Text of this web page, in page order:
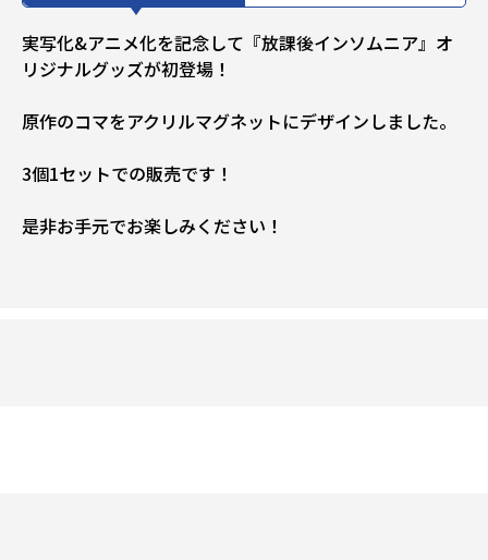
実写化&アニメ化を記念して『放課後インソムニア』オ
リジナルグッズが初登場！
原作のコマをアクリルマグネットにデザインしました。
3個1セットでの販売です！
是非お手元でお楽しみください！